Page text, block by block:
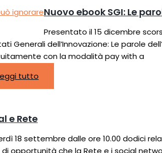
Nuovo ebook SGI: Le
Presentato il 15 dicembre
Generali dell’Innovazione: Le parole
con la modalità pay with a
tutto
e Rete
18 settembre dalle ore 10.00 dodici
opportunità che la Rete e i social